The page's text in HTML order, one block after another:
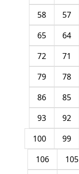
57
58
64
65
71
72
78
79
85
86
92
93
99
100
105
106